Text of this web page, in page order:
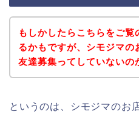
もしかしたらこちらをご覧
るかもですが、シモジマの
友達募集ってしていないの
というのは、シモジマのお